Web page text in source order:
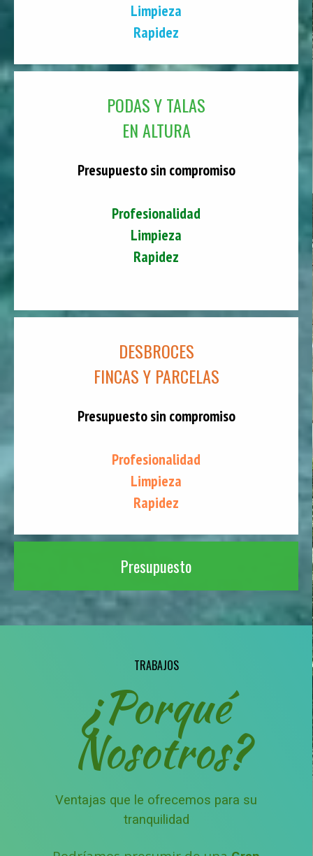
Limpieza
Rapidez
PODAS Y TALAS
EN ALTURA
Presupuesto sin compromiso
Profesionalidad
Limpieza
Rapidez
DESBROCES
FINCAS Y PARCELAS
Presupuesto sin compromiso
Profesionalidad
Limpieza
Rapidez
Presupuesto
TRABAJOS
¿Porqué
Nosotros?
Ventajas que le ofrecemos para su
tranquilidad